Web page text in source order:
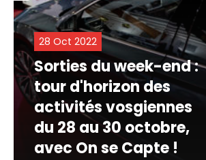
28 Oct 2022
Sorties du week-end :
tour d'horizon des
activités vosgiennes
du 28 au 30 octobre,
avec On se Capte !